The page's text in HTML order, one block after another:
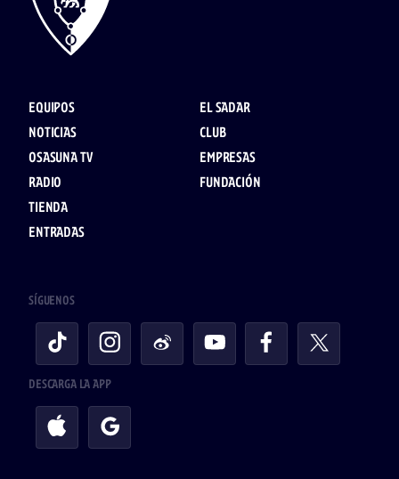
EQUIPOS
NOTICIAS
OSASUNA TV
RADIO
TIENDA
ENTRADAS
EL SADAR
CLUB
EMPRESAS
FUNDACIÓN
SÍGUENOS
DESCARGA LA APP